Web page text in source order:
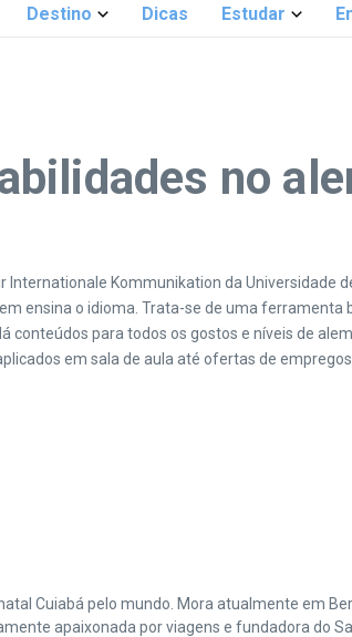
Destino Dicas Estudar
no
Internationale Kommunikation da
ensina o idioma. Trata-se de uma
para todos os gostos e níveis de
em sala de aula até ofertas de
Cuiabá pelo mundo. Mora atualmente em
apaixonada por viagens e fundadora do